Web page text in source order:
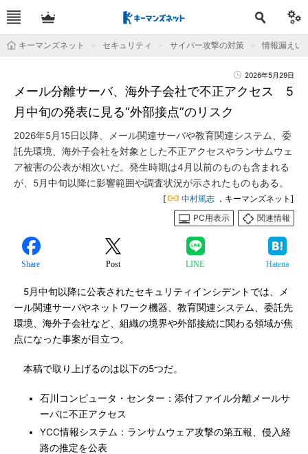
キーマンズネット セキュリティ サイバー攻撃の対策 情報漏えい
2026年5月29日
メール分離サーバ、海外子会社で不正アクセス 5
月中旬の発表に見る“外部接点”のリスク
2026年5月15日以降、メール関連サーバや教育関連システム、委
託先環境、海外子会社を対象とした不正アクセスやランサムウェ
ア被害の公表が相次いだ。発生時期は4月以前のものも含まれる
が、5月中旬以降に影響範囲や調査状況が示されたものもある。
[ 中村篤志 ，キーマンズネット]
PC用表示
関連情報
Share Post LINE Hatena
5月中旬以降に公表されたセキュリティインシデントでは、メ
ール関連サーバやネットワーク機器、教育関連システム、委託先
環境、海外子会社など、組織の境界や外部接続に関わる領域が焦
点になった事案が目立つ。
本稿で取り上げるのは以下の5つだ。
石川コンピュータ・センター：添付ファイル分離メールサ
ーバに不正アクセス
YCC情報システム：ランサムウェア攻撃の第五報、侵入経
路の推定を公表